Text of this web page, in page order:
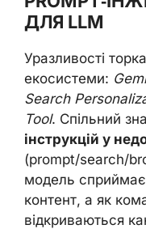
ДЛЯ LLM
Уразливості
екосистеми:
Search
Tool. Спільний
інструкцій у
(prompt/search/
модель
контент, а як
відкриваються